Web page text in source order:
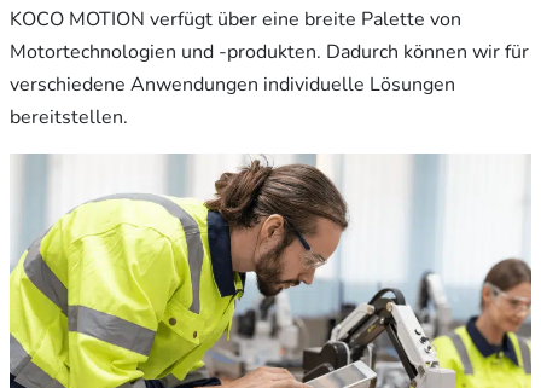
KOCO MOTION verfügt über eine breite Palette von
Motortechnologien und -produkten. Dadurch können wir für
verschiedene Anwendungen individuelle Lösungen
bereitstellen.